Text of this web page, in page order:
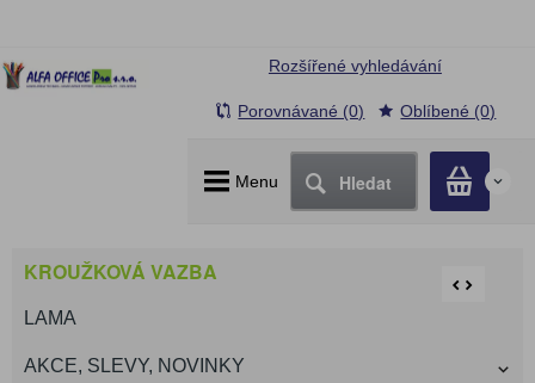
Menu Hledat 0
Rozšířené vyhledávání
Porovnávané (0) Oblíbené (0)
KROUŽKOVÁ VAZBA
LAMA
AKCE, SLEVY, NOVINKY